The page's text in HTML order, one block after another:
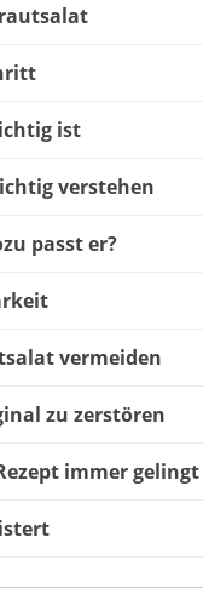
ist
verstehen
passt er?
vermeiden
zu zerstören
immer gelingt